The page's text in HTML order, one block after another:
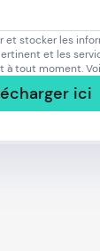
stocker les
et les
à tout moment.
ici